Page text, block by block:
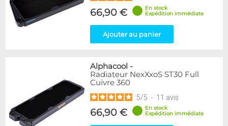
66,90 €
En stock
Expédition immédiate
Ajouter au panier
Alphacool -
Radiateur NexXxoS ST30 Full
Cuivre 360
5/5 - 11 avis
66,90 €
En stock
Expédition immédiate